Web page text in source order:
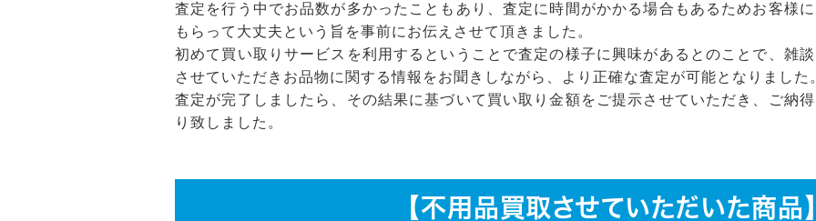
査定を行う中でお品数が多かったこともあり、査定に時間がかかる場合もあるためお客様
もらって大丈夫という旨を事前にお伝えさせて頂きました。
初めて買い取りサービスを利用するということで査定の様子に興味があるとのことで、雑
させていただきお品物に関する情報をお聞きしながら、より正確な査定が可能となりました
査定が完了しましたら、その結果に基づいて買い取り金額をご提示させていただき、ご納
り致しました。
【不用品買取させていただいた商品